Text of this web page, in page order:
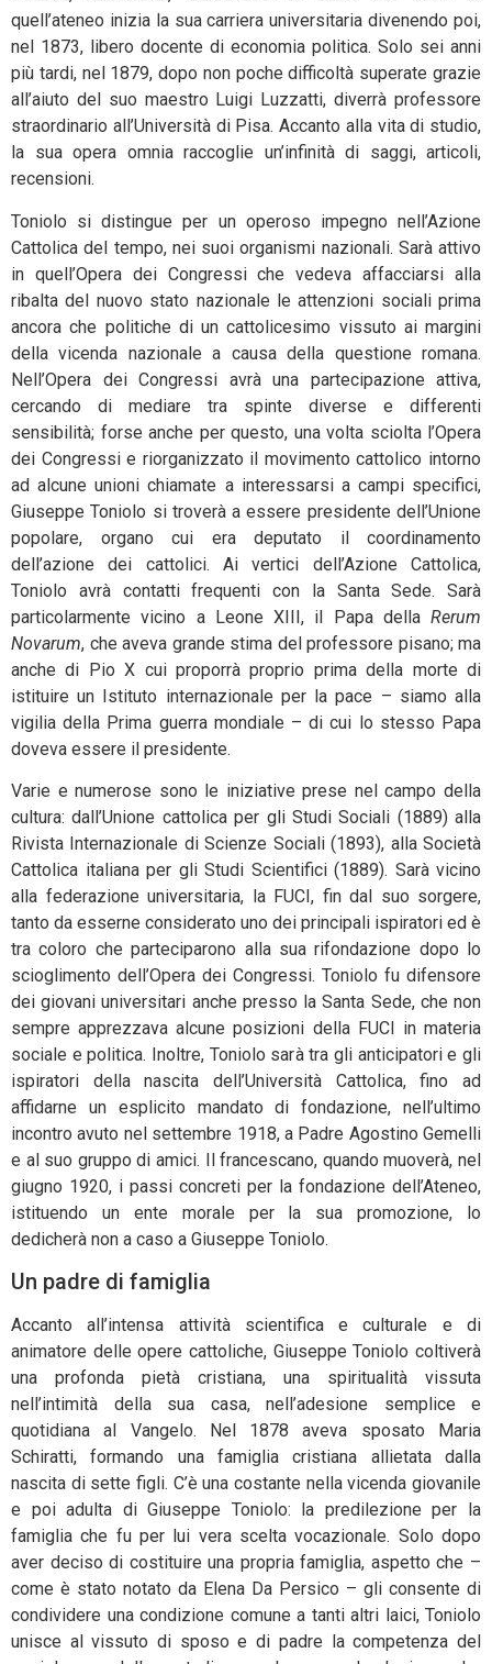
quell’ateneo inizia la sua carriera universitaria divenendo poi,
nel 1873, libero docente di economia politica. Solo sei anni
più tardi, nel 1879, dopo non poche difficoltà superate grazie
all’aiuto del suo maestro Luigi Luzzatti, diverrà professore
straordinario all’Università di Pisa. Accanto alla vita di studio,
la sua opera omnia raccoglie un’infinità di saggi, articoli,
recensioni.
Toniolo si distingue per un operoso impegno nell’Azione
Cattolica del tempo, nei suoi organismi nazionali. Sarà attivo
in quell’Opera dei Congressi che vedeva affacciarsi alla
ribalta del nuovo stato nazionale le attenzioni sociali prima
ancora che politiche di un cattolicesimo vissuto ai margini
della vicenda nazionale a causa della questione romana.
Nell’Opera dei Congressi avrà una partecipazione attiva,
cercando di mediare tra spinte diverse e differenti
sensibilità; forse anche per questo, una volta sciolta l’Opera
dei Congressi e riorganizzato il movimento cattolico intorno
ad alcune unioni chiamate a interessarsi a campi specifici,
Giuseppe Toniolo si troverà a essere presidente dell’Unione
popolare, organo cui era deputato il coordinamento
dell’azione dei cattolici. Ai vertici dell’Azione Cattolica,
Toniolo avrà contatti frequenti con la Santa Sede. Sarà
particolarmente vicino a Leone XIII, il Papa della Rerum
Novarum, che aveva grande stima del professore pisano; ma
anche di Pio X cui proporrà proprio prima della morte di
istituire un Istituto internazionale per la pace – siamo alla
vigilia della Prima guerra mondiale – di cui lo stesso Papa
doveva essere il presidente.
Varie e numerose sono le iniziative prese nel campo della
cultura: dall’Unione cattolica per gli Studi Sociali (1889) alla
Rivista Internazionale di Scienze Sociali (1893), alla Società
Cattolica italiana per gli Studi Scientifici (1889). Sarà vicino
alla federazione universitaria, la FUCI, fin dal suo sorgere,
tanto da esserne considerato uno dei principali ispiratori ed è
tra coloro che parteciparono alla sua rifondazione dopo lo
scioglimento dell’Opera dei Congressi. Toniolo fu difensore
dei giovani universitari anche presso la Santa Sede, che non
sempre apprezzava alcune posizioni della FUCI in materia
sociale e politica. Inoltre, Toniolo sarà tra gli anticipatori e gli
ispiratori della nascita dell’Università Cattolica, fino ad
affidarne un esplicito mandato di fondazione, nell’ultimo
incontro avuto nel settembre 1918, a Padre Agostino Gemelli
e al suo gruppo di amici. Il francescano, quando muoverà, nel
giugno 1920, i passi concreti per la fondazione dell’Ateneo,
istituendo un ente morale per la sua promozione, lo
dedicherà non a caso a Giuseppe Toniolo.
Un padre di famiglia
Accanto all’intensa attività scientifica e culturale e di
animatore delle opere cattoliche, Giuseppe Toniolo coltiverà
una profonda pietà cristiana, una spiritualità vissuta
nell’intimità della sua casa, nell’adesione semplice e
quotidiana al Vangelo. Nel 1878 aveva sposato Maria
Schiratti, formando una famiglia cristiana allietata dalla
nascita di sette figli. C’è una costante nella vicenda giovanile
e poi adulta di Giuseppe Toniolo: la predilezione per la
famiglia che fu per lui vera scelta vocazionale. Solo dopo
aver deciso di costituire una propria famiglia, aspetto che –
come è stato notato da Elena Da Persico – gli consente di
condividere una condizione comune a tanti altri laici, Toniolo
unisce al vissuto di sposo e di padre la competenza del